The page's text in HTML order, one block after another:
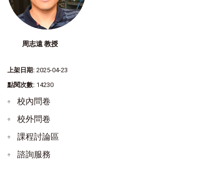
周志遠 教授
上架日期: 2025-04-23
點閱次數: 14230
校內問卷
校外問卷
課程討論區
諮詢服務